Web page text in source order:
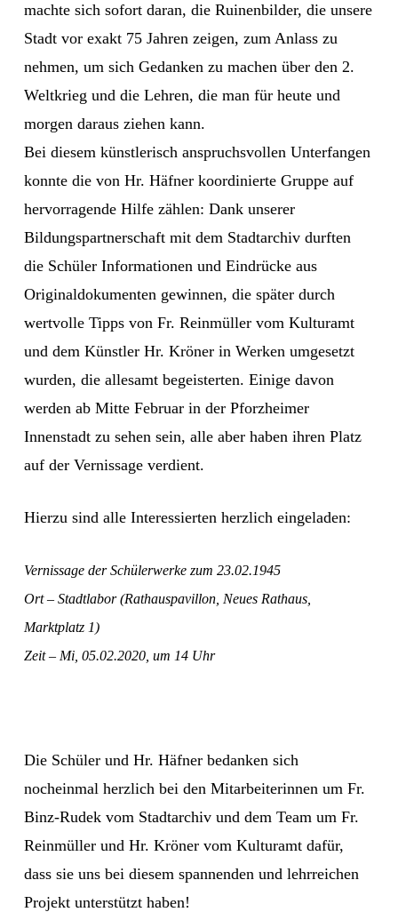
machte sich sofort daran, die Ruinenbilder, die unsere
Stadt vor exakt 75 Jahren zeigen, zum Anlass zu
nehmen, um sich Gedanken zu machen über den 2.
Weltkrieg und die Lehren, die man für heute und
morgen daraus ziehen kann.
Bei diesem künstlerisch anspruchsvollen Unterfangen
konnte die von Hr. Häfner koordinierte Gruppe auf
hervorragende Hilfe zählen: Dank unserer
Bildungspartnerschaft mit dem Stadtarchiv durften
die Schüler Informationen und Eindrücke aus
Originaldokumenten gewinnen, die später durch
wertvolle Tipps von Fr. Reinmüller vom Kulturamt
und dem Künstler Hr. Kröner in Werken umgesetzt
wurden, die allesamt begeisterten. Einige davon
werden ab Mitte Februar in der Pforzheimer
Innenstadt zu sehen sein, alle aber haben ihren Platz
auf der Vernissage verdient.
Hierzu sind alle Interessierten herzlich eingeladen:
Vernissage der Schülerwerke zum 23.02.1945
Ort – Stadtlabor (Rathauspavillon, Neues Rathaus,
Marktplatz 1)
Zeit – Mi, 05.02.2020, um 14 Uhr
Die Schüler und Hr. Häfner bedanken sich
nocheinmal herzlich bei den Mitarbeiterinnen um Fr.
Binz-Rudek vom Stadtarchiv und dem Team um Fr.
Reinmüller und Hr. Kröner vom Kulturamt dafür,
dass sie uns bei diesem spannenden und lehrreichen
Projekt unterstützt haben!